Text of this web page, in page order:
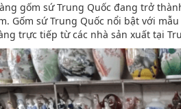
gốm sứ Trung Quốc đang trở
Gốm sứ Trung Quốc nổi bật với
trực tiếp từ các nhà sản xuất tại